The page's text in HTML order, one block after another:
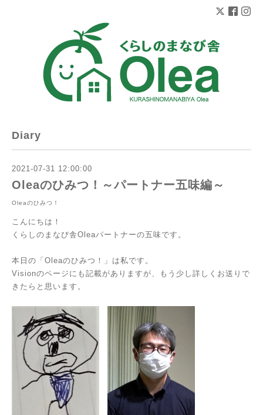
Diary
2021-07-31 12:00:00
Oleaのひみつ！～パートナー五味編～
Oleaのひみつ！
こんにちは！
くらしのまなび舎Oleaパートナーの五味です。
本日の「Oleaのひみつ！」は私です。
Visionのページにも記載がありますが、もう少し詳しくお送りで
きたらと思います。